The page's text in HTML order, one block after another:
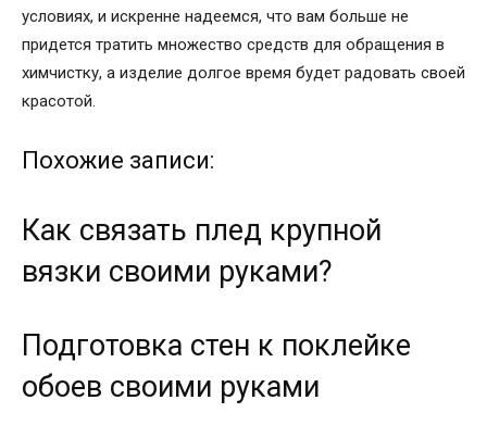
условиях, и искренне надеемся, что вам больше не
придется тратить множество средств для обращения в
химчистку, а изделие долгое время будет радовать своей
красотой.
Похожие записи:
Как связать плед крупной
вязки своими руками?
Подготовка стен к поклейке
обоев своими руками